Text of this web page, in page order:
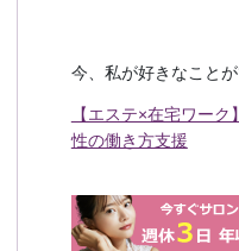
今、私が好きなことが
【エステ×在宅ワー
性の働き方支援